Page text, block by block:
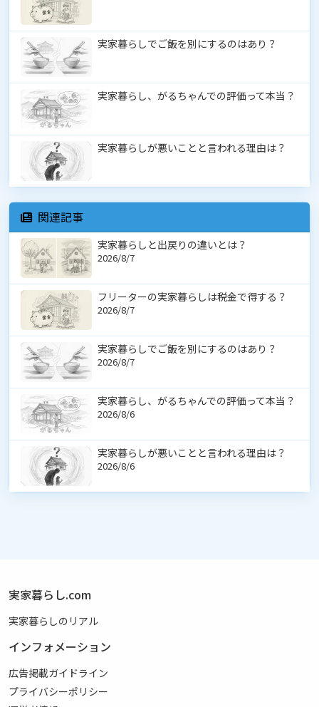
実家暮らしでご飯を別にするのはあり？
実家暮らし、がるちゃんでの評価って本当？
実家暮らしが悪いことと言われる理由は？
関連記事
実家暮らしと出戻りの違いとは？
2026/8/7
フリーターの実家暮らしは税金で得する？
2026/8/7
実家暮らしでご飯を別にするのはあり？
2026/8/7
実家暮らし、がるちゃんでの評価って本当？
2026/8/6
実家暮らしが悪いことと言われる理由は？
2026/8/6
実家暮らし.com
実家暮らしのリアル
インフォメーション
広告掲載ガイドライン
プライバシーポリシー